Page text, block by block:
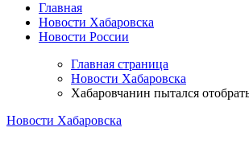
Главная
Новости Хабаровска
Новости России
Главная страница
Новости Хабаровска
Хабаровчанин пытался
Новости Хабаровска